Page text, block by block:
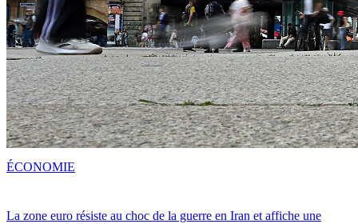
La zone euro résiste au choc de la guerre en Iran et affiche une
ÉCONOMIE